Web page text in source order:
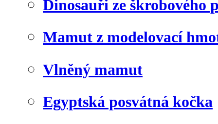
Dinosauři ze škrobového
Mamut z modelovací
Vlněný mamut
Egyptská posvátná kočka